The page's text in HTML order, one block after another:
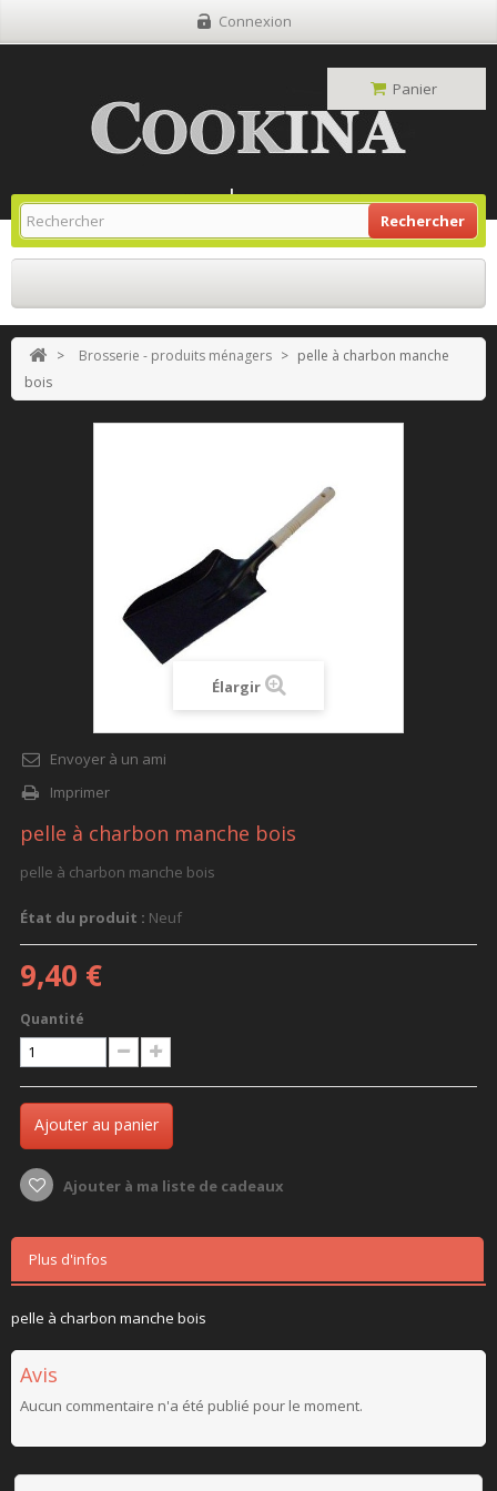
Connexion
Rechercher
Panier
Site Grill Gaz Retour À L'accueil
> Brosserie - produits ménagers > pelle à charbon manche
bois
Élargir
Envoyer à un ami
Imprimer
pelle à charbon manche bois
pelle à charbon manche bois
État du produit : Neuf
9,40 €
Quantité
Ajouter au panier
Ajouter à ma liste de cadeaux
Plus d'infos
pelle à charbon manche bois
Avis
Aucun commentaire n'a été publié pour le moment.